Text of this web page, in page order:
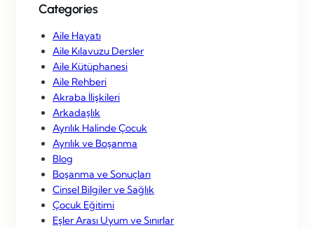
Categories
Aile Hayatı
Aile Kılavuzu Dersler
Aile Kütüphanesi
Aile Rehberi
Akraba İlişkileri
Arkadaşlık
Ayrılık Halinde Çocuk
Ayrılık ve Boşanma
Blog
Boşanma ve Sonuçları
Cinsel Bilgiler ve Sağlık
Çocuk Eğitimi
Eşler Arası Uyum ve Sınırlar